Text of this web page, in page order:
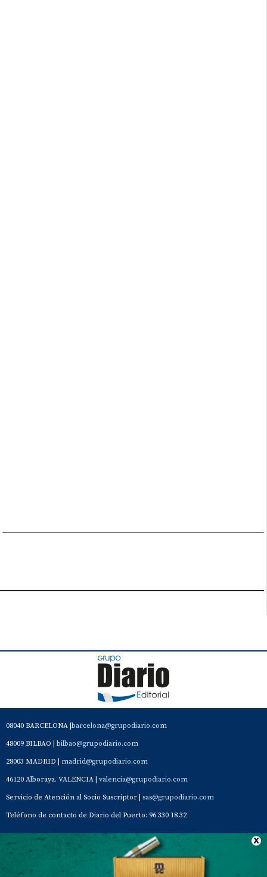
08040 BARCELONA | barcelona@grupodiario.com
48009 BILBAO | bilbao@grupodiario.com
28003 MADRID | madrid@grupodiario.com
46120 Alboraya. VALENCIA | valencia@grupodiario.com
Servicio de Atención al Socio Suscriptor | sas@grupodiario.com
Teléfono de contacto de Diario del Puerto: 96 330 18 32
Contacto Aviso Legal Quiénes somos Política de privacidad